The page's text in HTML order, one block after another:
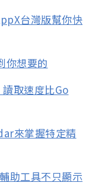
台灣版幫你快
你想要的
取速度比Go
來掌握特定精
助工具不只顯示